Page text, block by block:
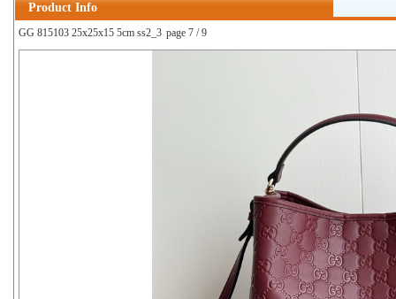
Product Info
GG 815103 25x25x15 5cm ss2_3 page 7 / 9
上一张